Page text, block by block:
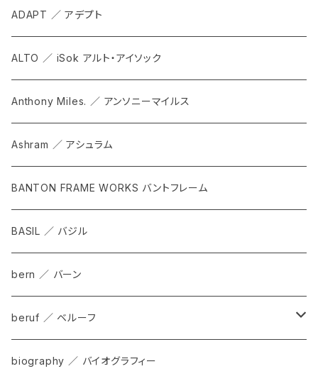
ADAPT ／ アデプト
ALTO ／ iSok アルト・アイソック
Anthony Miles. ／ アンソニーマイルス
Ashram ／ アシュラム
BANTON FRAME WORKS バントフレーム
BASIL ／ バジル
bern ／ バーン
beruf ／ ベルーフ
bag
biography ／ バイオグラフィー